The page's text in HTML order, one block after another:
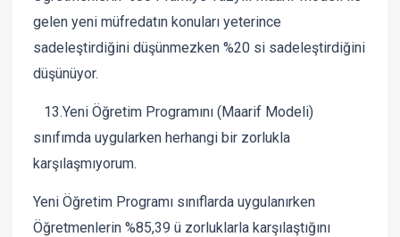
gelen yeni müfredatın konuları yeterince
sadeleştirdiğini düşünmezken %20 si sadeleştirdiğini
düşünüyor.
13.Yeni Öğretim Programını (Maarif Modeli)
sınıfımda uygularken herhangi bir zorlukla
karşılaşmıyorum.
Yeni Öğretim Programı sınıflarda uygulanırken
Öğretmenlerin %85,39 ü zorluklarla karşılaştığını